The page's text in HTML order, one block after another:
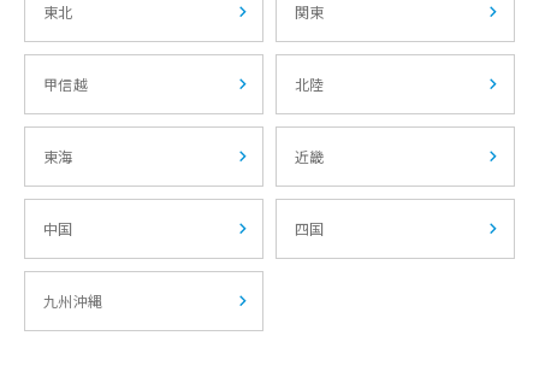
東北 関東
甲信越 北陸
東海 近畿
中国 四国
九州沖縄